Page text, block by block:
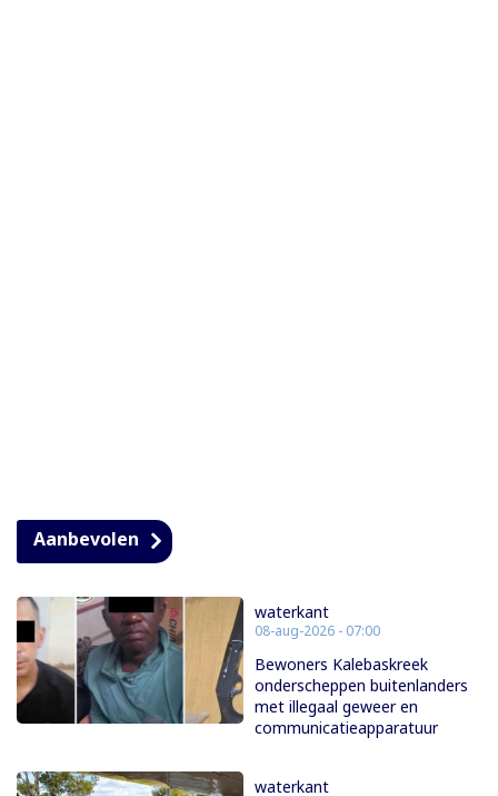
Aanbevolen
waterkant
08-aug-2026 - 07:00
Bewoners Kalebaskreek
onderscheppen buitenlanders
met illegaal geweer en
communicatieapparatuur
waterkant